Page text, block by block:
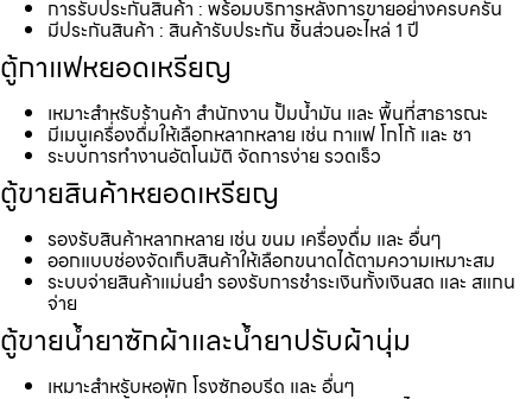
การรับประกันสินค้า : พร้อมบริการหลังการขายอย่างครบครัน
มีประกันสินค้า : สินค้ารับประกัน ชิ้นส่วนอะไหล่ 1 ปี
ตู้กาแฟหยอดเหรียญ
เหมาะสำหรับร้านค้า สำนักงาน ปั้มน้ำมัน และ พื้นที่สาธารณะ
มีเมนูเครื่องดื่มให้เลือกหลากหลาย เช่น กาแฟ โกโก้ และ ชา
ระบบการทำงานอัตโนมัติ จัดการง่าย รวดเร็ว
ตู้ขายสินค้าหยอดเหรียญ
รองรับสินค้าหลากหลาย เช่น ขนม เครื่องดื่ม และ อื่นๆ
ออกแบบช่องจัดเก็บสินค้าให้เลือกขนาดได้ตามความเหมาะสม
ระบบจ่ายสินค้าแม่นยำ รองรับการชำระเงินทั้งเงินสด และ สแกน
จ่าย
ตู้ขายน้ำยาซักผ้าและน้ำยาปรับผ้านุ่ม
เหมาะสำหรับหอพัก โรงซักอบรีด และ อื่นๆ